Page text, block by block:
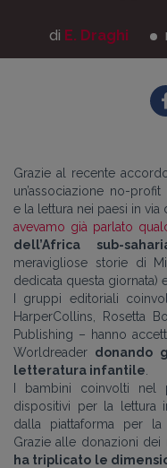
di E. Draghi
Grazie al recente
un’associazione no-
e la lettura nei paesi in
avevamo già parlato
dell’Africa sub-
meravigliose storie di
dedicata questa giornata)
I gruppi editoriali
HarperCollins, Rosetta
Publishing – hanno
Worldreader donando
letteratura infantile
I bambini coinvolti nel
dispositivi per la lettura
dalla piattaforma per la
Grazie alle donazioni dei
ha triplicato le